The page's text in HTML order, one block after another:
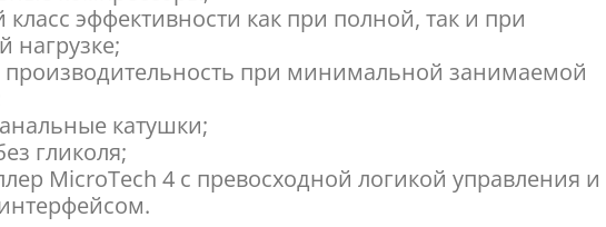
эффективности как при полной, так и при
нагрузке;
при минимальной занимаемой
катушки;
гликоля;
MicroTech 4 с превосходной логикой управления и